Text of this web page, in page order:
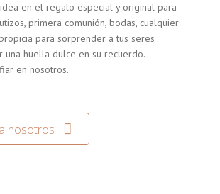
en el regalo especial y original para
primera comunión, bodas, cualquier
para sorprender a tus seres
una huella dulce en su recuerdo.
en nosotros.
nosotros